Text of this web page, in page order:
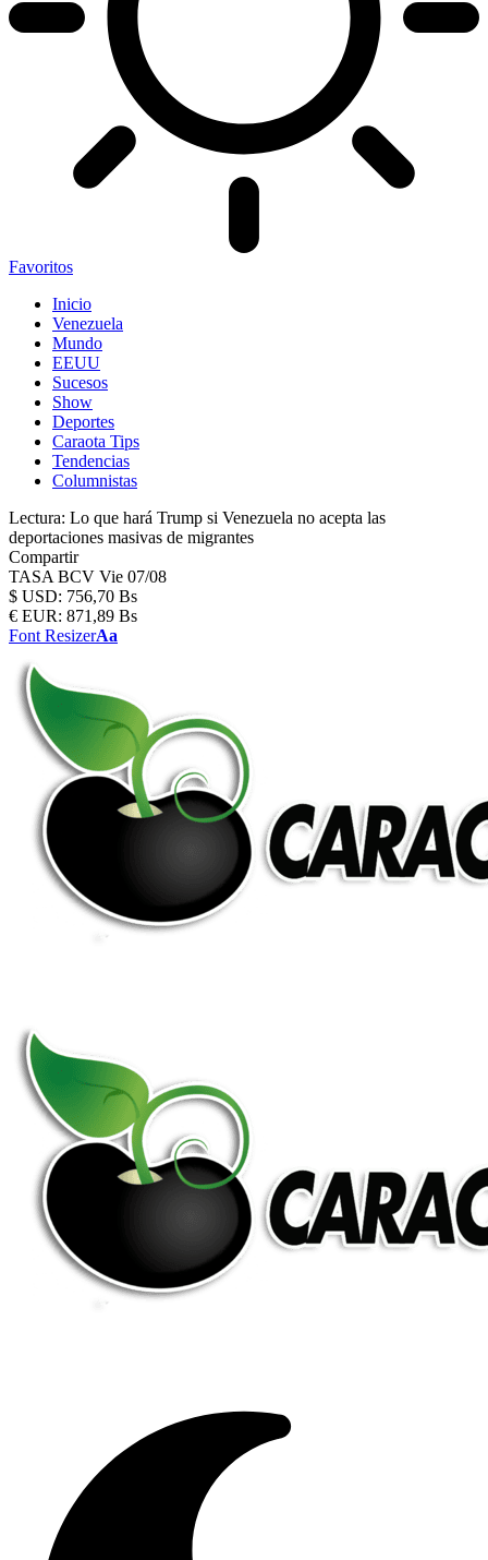
Favoritos
Inicio
Venezuela
Mundo
EEUU
Sucesos
Show
Deportes
Caraota Tips
Tendencias
Columnistas
Lectura: Lo que hará Trump si Venezuela no acepta las
deportaciones masivas de migrantes
Compartir
TASA BCV Vie 07/08
$ USD: 756,70 Bs
€ EUR: 871,89 Bs
Font ResizerAa